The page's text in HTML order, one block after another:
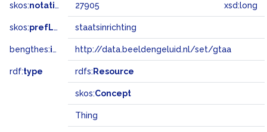
skos:notation 27905 xsd:long
skos:prefLabel staatsinrichting
bengthes:inSet http://data.beeldengeluid.nl/set/gtaa
rdf:type rdfs: Resource
skos:Concept
Thing